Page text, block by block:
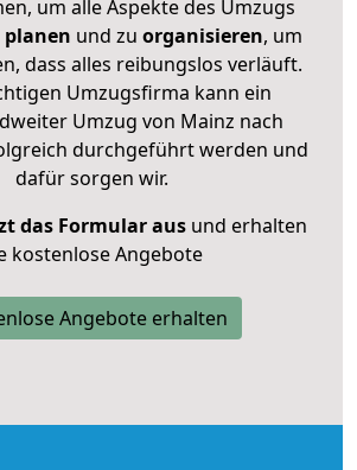
um alle Aspekte des Umzugs
planen und zu organisieren, um
dass alles reibungslos verläuft.
Umzugsfirma kann ein
Umzug von Mainz nach
durchgeführt werden und
dafür sorgen wir.
das Formular ausund erhalten
kostenlose Angebote
Angebote erhalten